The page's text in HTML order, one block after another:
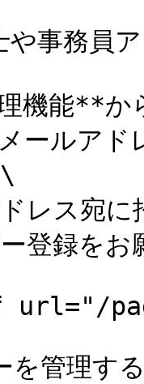
事務員
能**か
ールアド
レス宛
登録を
を管理す